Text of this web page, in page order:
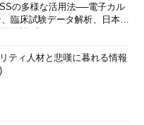
の多様な活用法──電子カル
、臨床試験データ解析、日本語
ティ人材と悲嘆に暮れる情報